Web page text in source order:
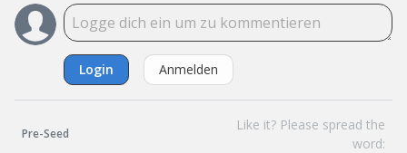
Login Anmelden
Pre-Seed
Like it? Please spread the
word: